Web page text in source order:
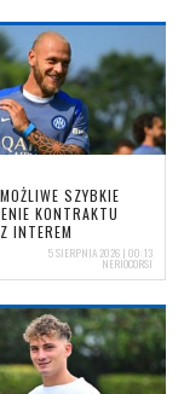
SZYBKIE
KONTRAKTU
INTEREM
5 SIERPNIA 2026 | 00:13
NERIOCORSI